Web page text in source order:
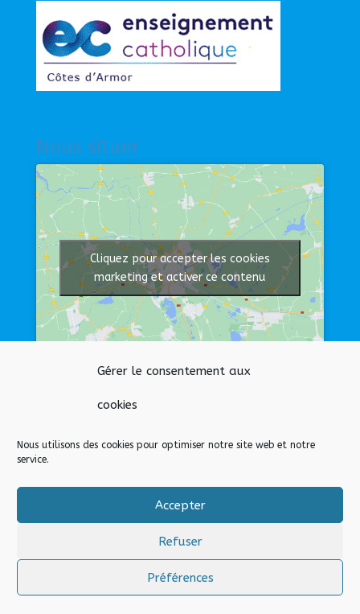
Gérer le consentement aux
cookies
Nous utilisons des cookies pour optimiser notre site web et notre
service.
Accepter
Refuser
Préférences
Nous situer
Cliquez pour accepter les cookies
marketing et activer ce contenu
Afficher une carte plus grande
Nos liens
Lien admin